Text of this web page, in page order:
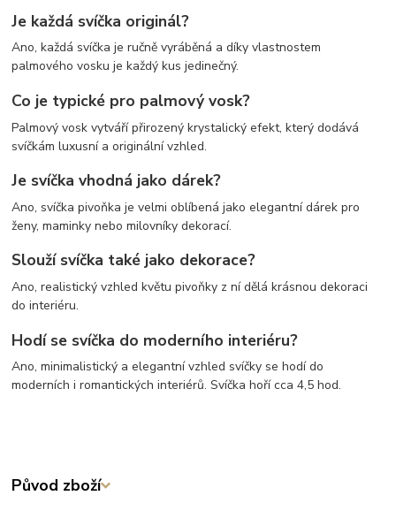
Je každá svíčka originál?
Ano, každá svíčka je ručně vyráběná a díky vlastnostem
palmového vosku je každý kus jedinečný.
Co je typické pro palmový vosk?
Palmový vosk vytváří přirozený krystalický efekt, který dodává
svíčkám luxusní a originální vzhled.
Je svíčka vhodná jako dárek?
Ano, svíčka pivoňka je velmi oblíbená jako elegantní dárek pro
ženy, maminky nebo milovníky dekorací.
Slouží svíčka také jako dekorace?
Ano, realistický vzhled květu pivoňky z ní dělá krásnou dekoraci
do interiéru.
Hodí se svíčka do moderního interiéru?
Ano, minimalistický a elegantní vzhled svíčky se hodí do
moderních i romantických interiérů. Svíčka hoří cca 4,5 hod.
Původ zboží